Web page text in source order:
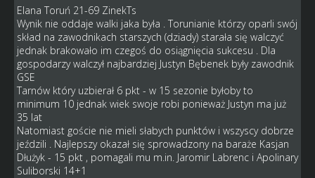
Elana Toruń 21-69 ZinekTs
Wynik nie oddaje walki jaka była . Torunianie którzy oparli swój
skład na zawodnikach starszych (dziady) starała się walczyć
jednak brakowało im czegoś do osiągnięcia sukcesu . Dla
gospodarzy walczył najbardziej Justyn Bębenek były zawodnik
GSE
Tarnów który uzbierał 6 pkt - w 15 sezonie byłoby to
minimum 10 jednak wiek swoje robi ponieważ Justyn ma już
35 lat
Natomiast goście nie mieli słabych punktów i wszyscy dobrze
jeździli . Najlepszy okazał się sprowadzony na baraże Kasjan
Dłużyk - 15 pkt , pomagali mu m.in. Jaromir Labrenc i Apolinary
Suliborski 14+1